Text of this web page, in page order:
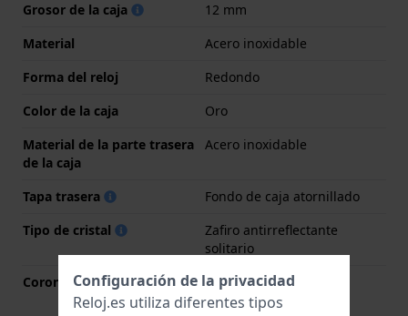
Grosor de la caja
12 mm
Material
Acero inoxidable
Forma del reloj
Redondo
Color de la caja
Oro
Material de la parte trasera
de la caja
Acero inoxidable
Tapa trasera
Fondo de caja atornillado
Tipo de cristal
Zafiro antirreflectante
solitario
Corona
Corona tipo pull
Configuración de la privacidad
Reloj.es utiliza diferentes tipos